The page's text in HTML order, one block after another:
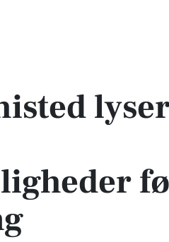
før stor renovering